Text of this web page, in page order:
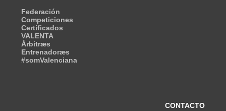
Federación
Competiciones
Certificados
VALENTA
Árbitræs
Entrenadoræs
#somValenciana
CONTACTO